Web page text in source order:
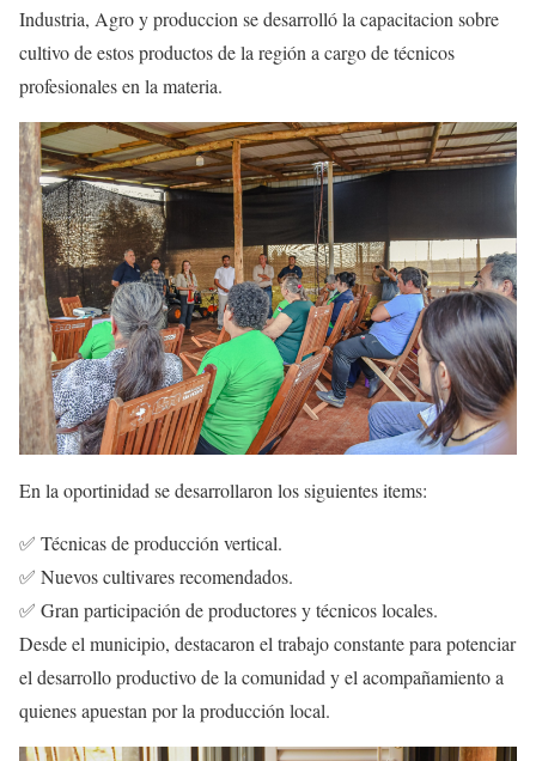
Industria, Agro y produccion se desarrolló la capacitacion sobre
cultivo de estos productos de la región a cargo de técnicos
profesionales en la materia.
En la oportinidad se desarrollaron los siguientes items:
✅ Técnicas de producción vertical.
✅ Nuevos cultivares recomendados.
✅ Gran participación de productores y técnicos locales.
Desde el municipio, destacaron el trabajo constante para potenciar
el desarrollo productivo de la comunidad y el acompañamiento a
quienes apuestan por la producción local.